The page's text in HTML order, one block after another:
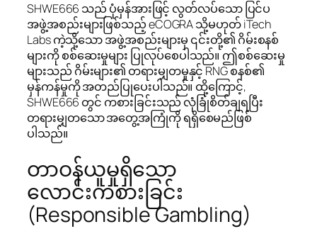
SHWE666 သည် ပုံမှန်အားဖြင့် လွတ်လပ်သော ပြင်ပ
အဖွဲ့အစည်းများဖြစ်သည့် eCOGRA သို့မဟုတ် iTech
Labs ကဲ့သို့သော အဖွဲ့အစည်းများမှ ၎င်းတို့၏ ဂိမ်းစနစ်
များကို စစ်ဆေးမှုများ ပြုလုပ်စေပါသည်။ ဤစစ်ဆေးမှု
များသည် ဂိမ်းများ၏ တရားမျှတမှုနှင့် RNG စနစ်၏
မှန်ကန်မှုကို အတည်ပြုပေးပါသည်။ ထို့ကြောင့်,
SHWE666 တွင် ကစားခြင်းသည် လုံခြုံစိတ်ချရပြီး
တရားမျှတသော အတွေ့အကြုံကို ရရှိစေမည်ဖြစ်
ပါသည်။
တာဝန်ယူမှုရှိသော
လောင်းကစားခြင်း
(Responsible Gambling)